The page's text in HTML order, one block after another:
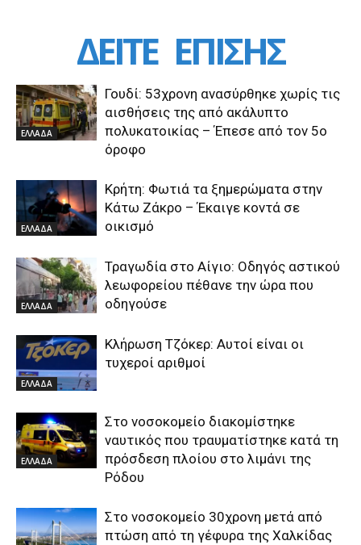
ΔΕΙΤΕ ΕΠΙΣΗΣ
ΕΛΛΑΔΑ
Γουδί: 53χρονη ανασύρθηκε χωρίς τις
αισθήσεις της από ακάλυπτο
πολυκατοικίας – Έπεσε από τον 5ο
όροφο
ΕΛΛΑΔΑ
Κρήτη: Φωτιά τα ξημερώματα στην
Κάτω Ζάκρο – Έκαιγε κοντά σε
οικισμό
ΕΛΛΑΔΑ
Τραγωδία στο Αίγιο: Οδηγός αστικού
λεωφορείου πέθανε την ώρα που
οδηγούσε
ΕΛΛΑΔΑ
Κλήρωση Τζόκερ: Αυτοί είναι οι
τυχεροί αριθμοί
ΕΛΛΑΔΑ
Στο νοσοκομείο διακομίστηκε
ναυτικός που τραυματίστηκε κατά τη
πρόσδεση πλοίου στο λιμάνι της
Ρόδου
Στο νοσοκομείο 30χρονη μετά από
πτώση από τη γέφυρα της Χαλκίδας